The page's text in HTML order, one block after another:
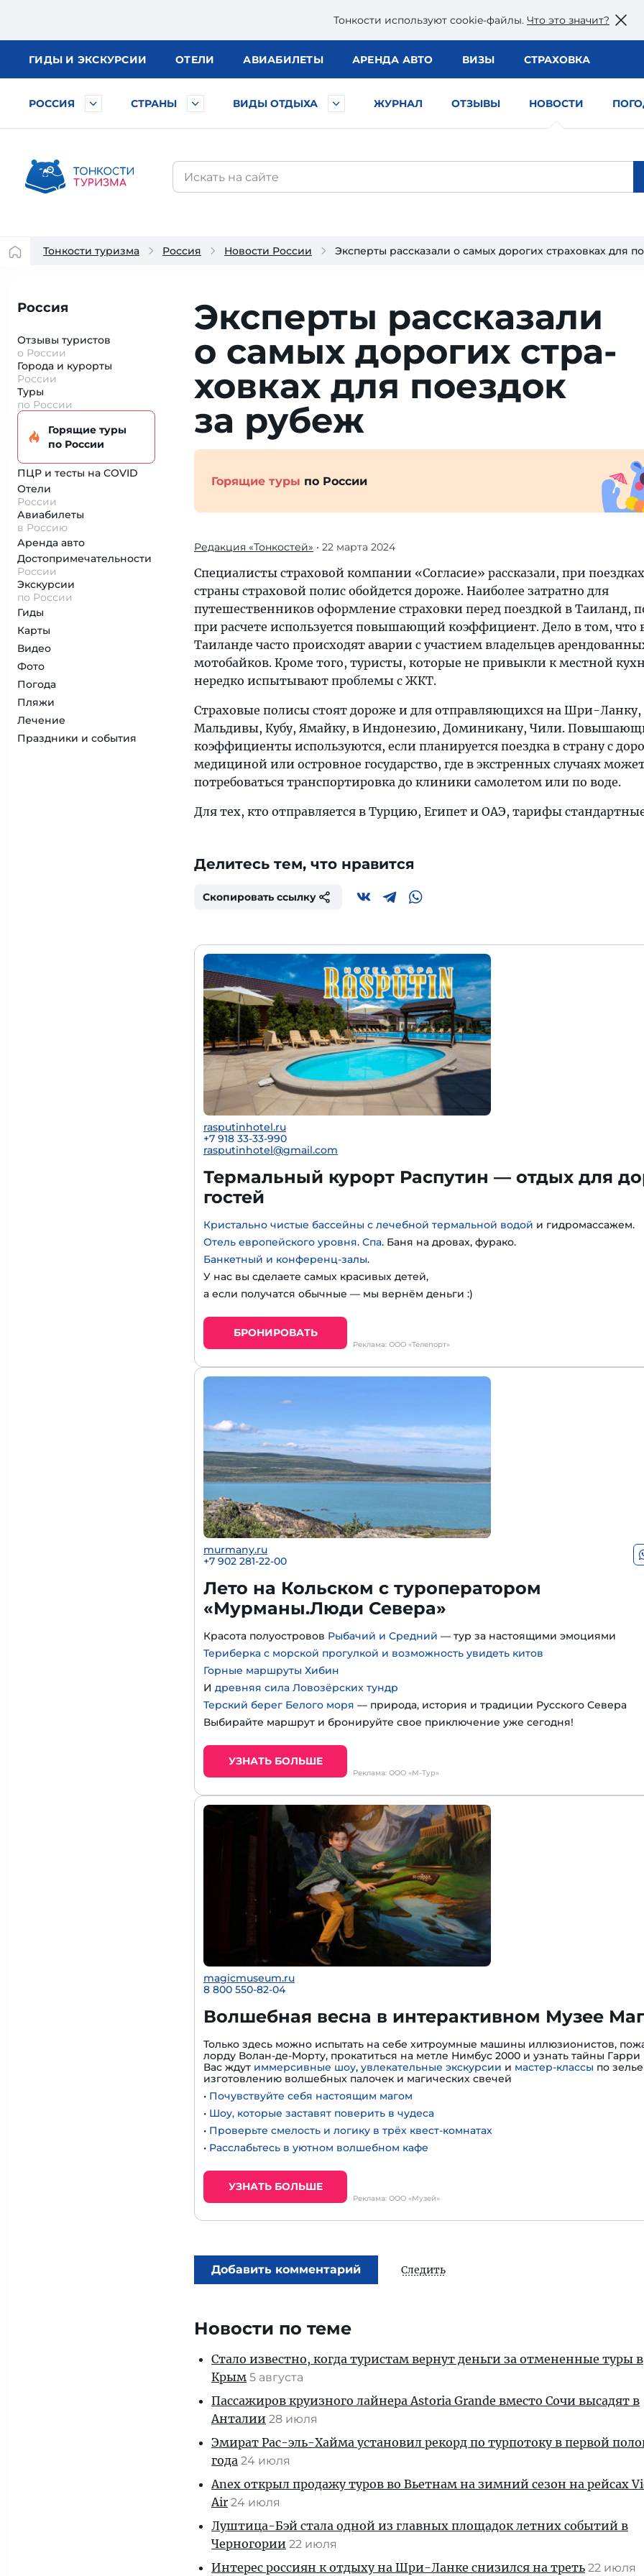
Тонкости используют сookie-файлы. Что это значит?
ГИДЫ И ЭКСКУРСИИ ОТЕЛИ АВИАБИЛЕТЫ АРЕНДА АВТО ВИЗЫ СТРАХОВКА
РОССИЯ СТРАНЫ ВИДЫ ОТДЫХА ЖУРНАЛ ОТЗЫВЫ НОВОСТИ
Тонкости туризма Россия Новости России Эксперты рассказали о самых дорогих страховках для
Россия
Отзывы туристов
о России
Города и курорты
России
Туры
по России
Горящие туры
по России
ПЦР и тесты на COVID
Отели
России
Авиабилеты
в Россию
Аренда авто
Достопримеча­тельности
России
Экскурсии
по России
Гиды
Карты
Видео
Фото
Погода
Пляжи
Лечение
Праздники и события
Эксперты рассказали
о самых до­рогих стра­
ховках для поездок
за рубеж
Горящие туры по России
Редакция «Тонкостей» • 22 марта 2024
Специалисты страховой компании «Согласие» рассказали, при
страны страховой полис обойдется дороже. Наиболее затратно для
путешественников оформление страховки перед поездкой в Таиланд,
при расчете используется повышающий коэффициент. Дело в том, что
Таиланде часто происходят аварии с участием владельцев
мотобайков. Кроме того, туристы, которые не привыкли к местной
нередко испытывают проблемы с ЖКТ.
Страховые полисы стоят дороже и для отправляющихся на Шри-Ланку,
Мальдивы, Кубу, Ямайку, в Индонезию, Доминикану, Чили.
коэффициенты используются, если планируется поездка в страну с
медициной или островное государство, где в экстренных случаях
потребоваться транспортировка до клиники самолетом или по воде.
Для тех, кто отправляется в Турцию, Египет и ОАЭ, тарифы
Делитесь тем, что нравится
Скопировать ссылку
rasputinhotel.ru
+7 918 33-33-990
rasputinhotel@gmail.com
Термальный курорт Распутин — отдых для
гостей
Кристально чистые бассейны с лечебной термальной водой и гидромассажем.
Отель европейского уровня. Спа. Баня на дровах, фурако.
Банкетный и конференц-залы.
У нас вы сделаете самых красивых детей,
а если получатся обычные — мы вернём деньги :)
БРОНИРОВАТЬ
Реклама: ООО «Телепорт»
murmany.ru
+7 902 281-22-00
Лето на Кольском с туроператором
«Мурманы.Люди Севера»
Красота полуостровов Рыбачий и Средний — тур за настоящими эмоциями
Териберка с морской прогулкой и возможность увидеть китов
Горные маршруты Хибин
И древняя сила Ловозёрских тундр
Терский берег Белого моря — природа, история и традиции Русского Севера
Выбирайте маршрут и бронируйте свое приключение уже сегодня!
УЗНАТЬ БОЛЬШЕ
Реклама: ООО «М-Тур»
magicmuseum.ru
8 800 550-82-04
Волшебная весна в интерактивном Музее
Только здесь можно испытать на себе хитроумные машины иллюзионистов,
лорду Волан-де-Морту, прокатиться на метле Нимбус 2000 и узнать тайны Гарри
Вас ждут иммерсивные шоу, увлекательные экскурсии и мастер-классы по
изготовлению волшебных палочек и магических свечей
• Почувствуйте себя настоящим магом
• Шоу, которые заставят поверить в чудеса
• Проверьте смелость и логику в трёх квест-комнатах
• Расслабьтесь в уютном волшебном кафе
УЗНАТЬ БОЛЬШЕ
Реклама: ООО «Музей»
Добавить комментарий Следить
Новости по теме
Стало известно, когда туристам вернут деньги за отмененные туры в
Крым 5 августа
Пассажиров круизного лайнера Astoria Grande вместо Сочи высадят в
Анталии 28 июля
Эмират Рас-эль-Хайма установил рекорд по турпотоку в первой
года 24 июля
Anex открыл продажу туров во Вьетнам на зимний сезон на рейсах
Air 24 июля
Луштица-Бэй стала одной из главных площадок летних событий в
Черногории 22 июля
Интерес россиян к отдыху на Шри-Ланке снизился на треть 22 июля